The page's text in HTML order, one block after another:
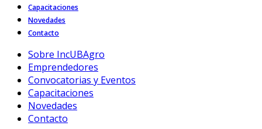
Capacitaciones
Novedades
Contacto
Sobre IncUBAgro
Emprendedores
Convocatorias y Eventos
Capacitaciones
Novedades
Contacto